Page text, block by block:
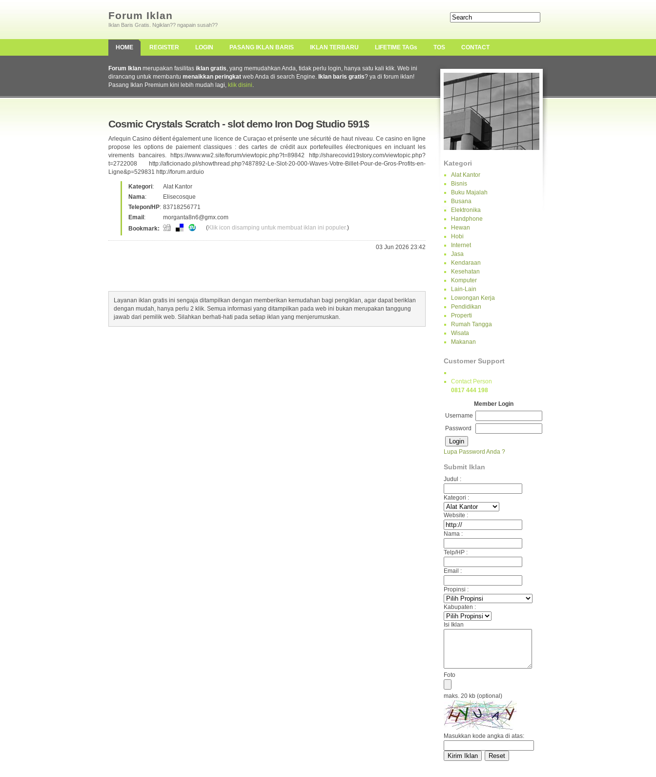
Forum Iklan
Iklan Baris Gratis. Ngiklan?? ngapain susah??
HOME REGISTER LOGIN PASANG IKLAN BARIS IKLAN TERBARU LIFETIME TAGs TOS CONTACT
Kategori
Alat Kantor
Bisnis
Buku Majalah
Busana
Elektronika
Handphone
Hewan
Hobi
Internet
Jasa
Kendaraan
Kesehatan
Komputer
Lain-Lain
Lowongan Kerja
Pendidikan
Properti
Rumah Tangga
Wisata
Makanan
Customer Support
Contact Person
0817 444 198
Member Login
Username
Password
Lupa Password Anda ?
Submit Iklan
Judul :
Kategori :
Website :
Nama :
Telp/HP :
Email :
Propinsi :
Kabupaten :
Isi Iklan
Foto
maks. 20 kb (optional)
Masukkan kode angka di atas:
Forum Iklan merupakan fasilitas iklan gratis, yang memudahkan Anda, tidak perlu login, hanya satu kali klik. Web ini
dirancang untuk membantu menaikkan peringkat web Anda di search Engine. Iklan baris gratis? ya di forum iklan!
Pasang Iklan Premium kini lebih mudah lagi, klik disini.
Cosmic Crystals Scratch - slot demo Iron Dog Studio 591$
Arlequin Casino détient également une licence de Curaçao et présente une sécurité de haut niveau. Ce casino en ligne
propose les options de paiement classiques : des cartes de crédit aux portefeuilles électroniques en incluant les
virements bancaires. https://www.ww2.site/forum/viewtopic.php?t=89842 http://sharecovid19story.com/viewtopic.php?
t=2722008 http://aficionado.pl/showthread.php?487892-Le-Slot-20-000-Waves-Votre-Billet-Pour-de-Gros-Profits-en-
Ligne&p=529831 http://forum.arduio
Kategori:
Alat Kantor
Nama:
Elisecosque
Telepon/HP: 83718256771
Email :
morganta8n6@gmx.com
Bookmark:
(Klik icon disamping untuk membuat iklan ini populer.)
03 Jun 2026 23:42
Layanan iklan gratis ini sengaja ditampilkan dengan memberikan kemudahan bagi pengiklan, agar dapat beriklan
dengan mudah, hanya perlu 2 klik. Semua informasi yang ditampilkan pada web ini bukan merupakan tanggung
jawab dari pemilik web. Silahkan berhati-hati pada setiap iklan yang menjerumuskan.